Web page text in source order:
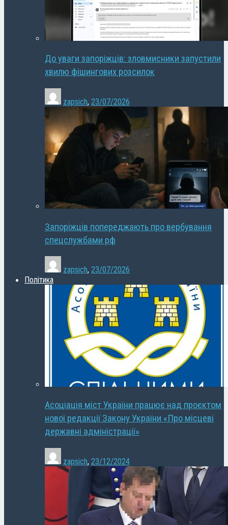
До уваги запоріжців: зловмисники запустили
хвилю фішингових розсилок
zapsich, 23/07/2026
Запоріжців попереджають про вербування
спецслужбами рф
zapsich, 23/07/2026
Політика
Асоціація міст України працює над проєктом
нової редакції Закону України «Про місцеві
державні адміністрації»
zapsich, 23/12/2024